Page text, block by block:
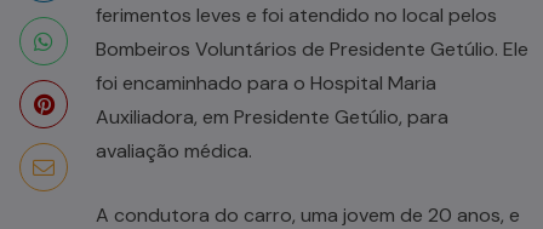
ferimentos leves e foi atendido no local pelos
Bombeiros Voluntários de Presidente Getúlio. Ele
foi encaminhado para o Hospital Maria
Auxiliadora, em Presidente Getúlio, para
avaliação médica.
A condutora do carro, uma jovem de 20 anos, e